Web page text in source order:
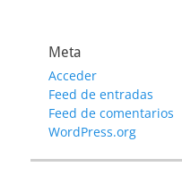
Meta
Acceder
Feed de entradas
Feed de comentarios
WordPress.org